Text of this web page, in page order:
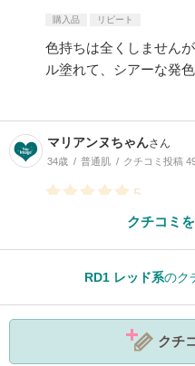
購入品 リピート
色持ちは全くしません
ル塗れて、シアーな発
マリアンヌちゃんさん
34歳 普通肌 クチコミ投稿
5
クチコミ
RD1 レッド系のク
クチ